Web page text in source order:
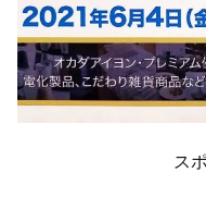
ス